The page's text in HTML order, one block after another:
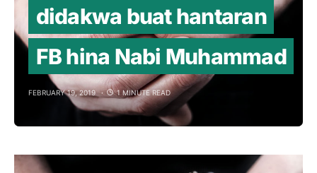
didakwa buat hantaran
FB hina Nabi Muhammad
FEBRUARY 19, 2019 1 MINUTE READ